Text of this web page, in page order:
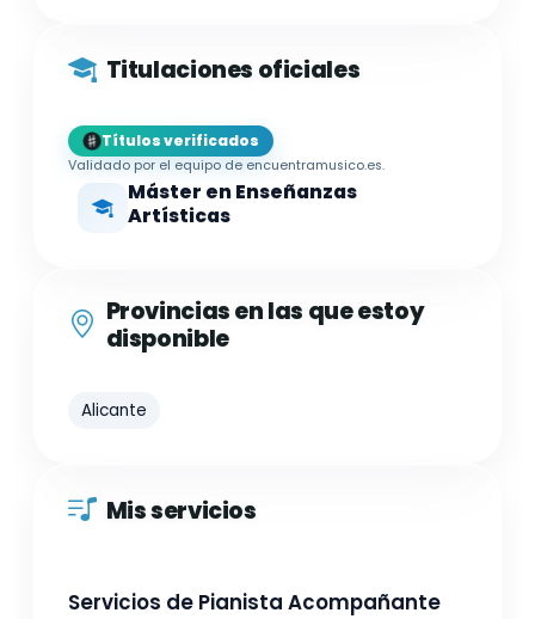
Titulaciones oficiales
Títulos verificados
Validado por el equipo de encuentramusico.es.
Máster en Enseñanzas
Artísticas
Provincias en las que estoy
disponible
Alicante
Mis servicios
Servicios de Pianista Acompañante